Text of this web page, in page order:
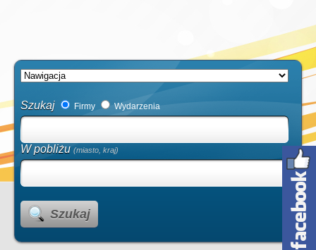
Szukaj Firmy Wydarzenia
W pobliżu (miasto, kraj)
Szukaj